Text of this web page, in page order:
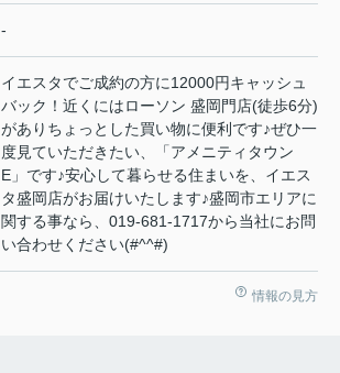
-
イエスタでご成約の方に12000円キャッシュ
バック！近くにはローソン 盛岡門店(徒歩6分)
がありちょっとした買い物に便利です♪ぜひ一
度見ていただきたい、「アメニティタウン
E」です♪安心して暮らせる住まいを、イエス
タ盛岡店がお届けいたします♪盛岡市エリアに
関する事なら、019-681-1717から当社にお問
い合わせください(#^^#)
情報の見方